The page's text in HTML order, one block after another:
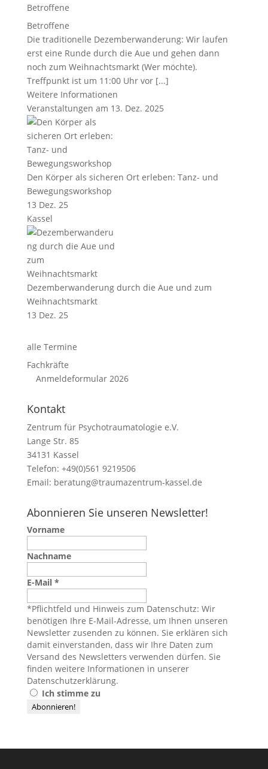
Betroffene
Betroffene
Die traditionelle Dezemberwanderung: Wir laufen
erst eine Runde durch die Aue und gehen dann
noch zum Weihnachtsmarkt (Wer möchte).
Treffpunkt ist um 11:00 Uhr vor [...]
Weitere Informationen
Veranstaltungen am 13. Dez. 2025
Den Körper als sicheren Ort erleben: Tanz- und
Bewegungsworkshop
13 Dez. 25
Kassel
Dezemberwanderung durch die Aue und zum
Weihnachtsmarkt
13 Dez. 25
alle Termine
Fachkräfte
Anmeldeformular 2026
Kontakt
Zentrum für Psychotraumatologie e.V.
Lange Str. 85
34131 Kassel
Telefon: +49(0)561 9219506
Email: beratung@traumazentrum-kassel.de
Abonnieren Sie unseren Newsletter!
Vorname
Nachname
E-Mail *
*Pflichtfeld und Hinweis zum Datenschutz: Wir
benötigen Ihre E-Mail-Adresse, um Ihnen unseren
Newsletter zusenden zu können. Sie erklären sich
damit einverstanden, dass wir Ihre Daten zum
Versand des Newsletters verwenden dürfen. Sie
finden weitere Informationen in unserer
Datenschutzerklärung.
Ich stimme zu